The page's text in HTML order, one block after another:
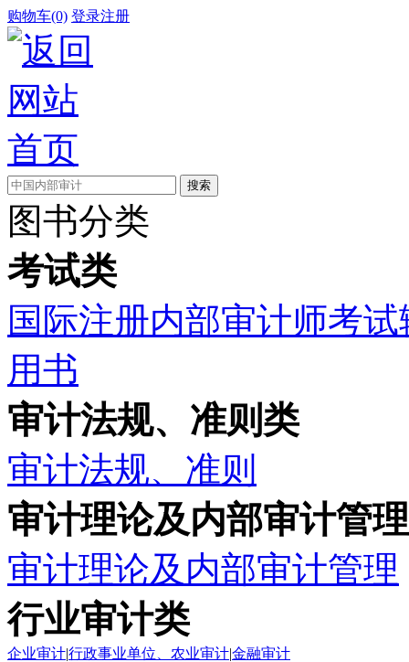
购物车(0) 登录注册
图书分类
考试类
国际注册内部审计师考
用书
审计法规、准则类
审计法规、准则
审计理论及内部审计管
审计理论及内部审计管理
行业审计类
企业审计|行政事业单位、农业审计|金融审计